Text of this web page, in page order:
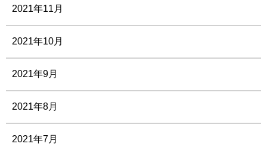
2021年11月
2021年10月
2021年9月
2021年8月
2021年7月